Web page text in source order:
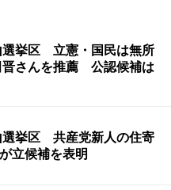
選挙区 立憲・国民は無所
晋さんを推薦 公認候補は
選挙区 共産党新人の住寄
立候補を表明